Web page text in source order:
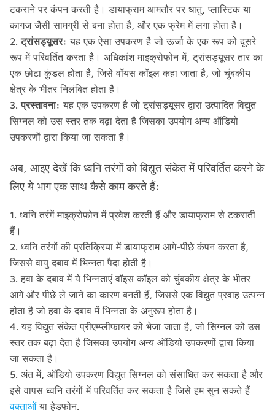
टकराने पर कंपन करती है। डायाफ्राम आमतौर पर धातु, प्लास्टिक या
कागज जैसी सामग्री से बना होता है, और एक फ्रेम में लगा होता है।
ट्रांसड्यूसर: यह एक ऐसा उपकरण है जो ऊर्जा के एक रूप को दूसरे
रूप में परिवर्तित करता है। अधिकांश माइक्रोफोन में, ट्रांसड्यूसर तार का
एक छोटा कुंडल होता है, जिसे वॉयस कॉइल कहा जाता है, जो चुंबकीय
क्षेत्र के भीतर निलंबित होता है।
प्रस्तावना: यह एक उपकरण है जो ट्रांसड्यूसर द्वारा उत्पादित विद्युत
सिग्नल को उस स्तर तक बढ़ा देता है जिसका उपयोग अन्य ऑडियो
उपकरणों द्वारा किया जा सकता है।
अब, आइए देखें कि ध्वनि तरंगों को विद्युत संकेत में परिवर्तित करने के
लिए ये भाग एक साथ कैसे काम करते हैं:
ध्वनि तरंगें माइक्रोफ़ोन में प्रवेश करती हैं और डायाफ्राम से टकराती
हैं।
ध्वनि तरंगों की प्रतिक्रिया में डायाफ्राम आगे-पीछे कंपन करता है,
जिससे वायु दबाव में भिन्नता पैदा होती है।
हवा के दबाव में ये भिन्नताएं वॉइस कॉइल को चुंबकीय क्षेत्र के भीतर
आगे और पीछे ले जाने का कारण बनती हैं, जिससे एक विद्युत प्रवाह उत्पन्न
होता है जो हवा के दबाव में भिन्नता के अनुरूप होता है।
यह विद्युत संकेत प्रीएम्प्लीफायर को भेजा जाता है, जो सिग्नल को उस
स्तर तक बढ़ा देता है जिसका उपयोग अन्य ऑडियो उपकरणों द्वारा किया
जा सकता है।
अंत में, ऑडियो उपकरण विद्युत सिग्नल को संसाधित कर सकता है और
इसे वापस ध्वनि तरंगों में परिवर्तित कर सकता है जिसे हम सुन सकते हैं
वक्ताओंया हेडफोन.